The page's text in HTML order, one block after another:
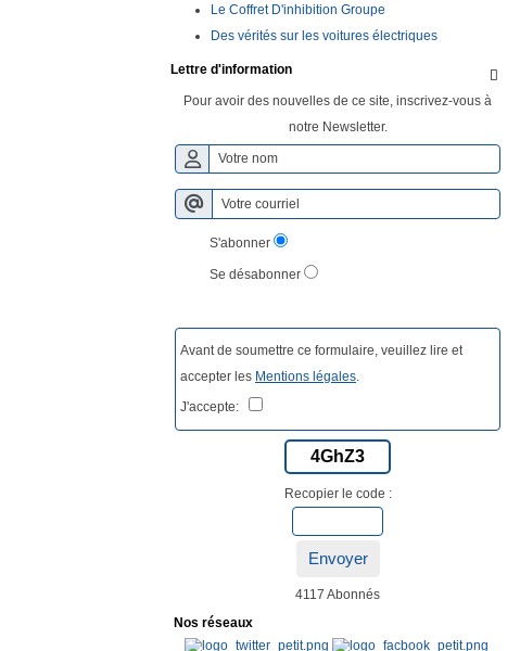
Le Coffret D'inhibition Groupe
Des vérités sur les voitures électriques

Lettre d'information
Pour avoir des nouvelles de ce site, inscrivez-vous à
notre Newsletter.
S'abonner
Se désabonner
Avant de soumettre ce formulaire, veuillez lire et
accepter les Mentions légales
J'accepte:
4GhZ3
Recopier le code :
Envoyer
4117 Abonnés
Nos réseaux